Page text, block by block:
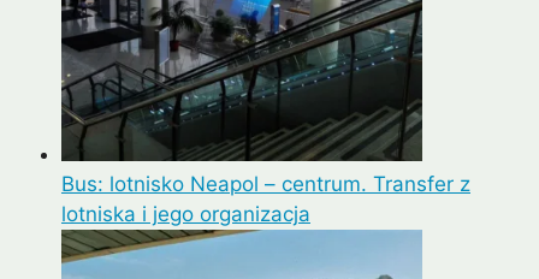
Bus: lotnisko Neapol – centrum. Transfer z
lotniska i jego organizacja